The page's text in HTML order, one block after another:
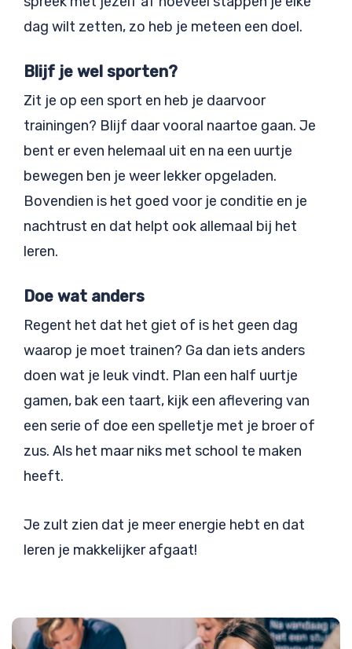
dag wilt zetten, zo heb je meteen een doel.
Blijf je wel sporten?
Zit je op een sport en heb je daarvoor
trainingen? Blijf daar vooral naartoe gaan. Je
bent er even helemaal uit en na een uurtje
bewegen ben je weer lekker opgeladen.
Bovendien is het goed voor je conditie en je
nachtrust en dat helpt ook allemaal bij het
leren.
Doe wat anders
Regent het dat het giet of is het geen dag
waarop je moet trainen? Ga dan iets anders
doen wat je leuk vindt. Plan een half uurtje
gamen, bak een taart, kijk een aflevering van
een serie of doe een spelletje met je broer of
zus. Als het maar niks met school te maken
heeft.
Je zult zien dat je meer energie hebt en dat
leren je makkelijker afgaat!